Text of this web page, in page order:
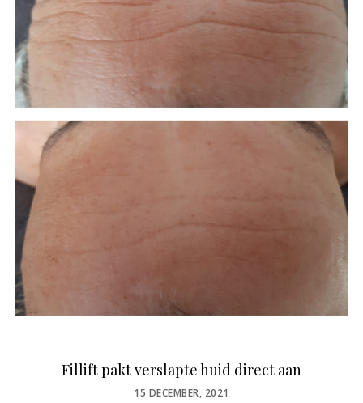
Fillift pakt verslapte huid direct aan
POSTED
15 DECEMBER, 2021